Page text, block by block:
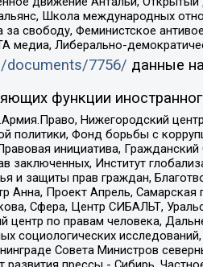
Школа международных
свободу, Феминистское
медиа, Либерально-
documents/7756/ данные на
функции
Нижегородский
политики, Фонд борьбы с
инициатива,
заключенных, Институт
и защиты прав граждан,
Анна, Проект Апрель,
Сфера, Центр СИБАЛЬТ,
центр по правам человека,
социологических
Совета Министров